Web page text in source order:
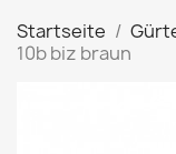
Startseite
10b biz braun